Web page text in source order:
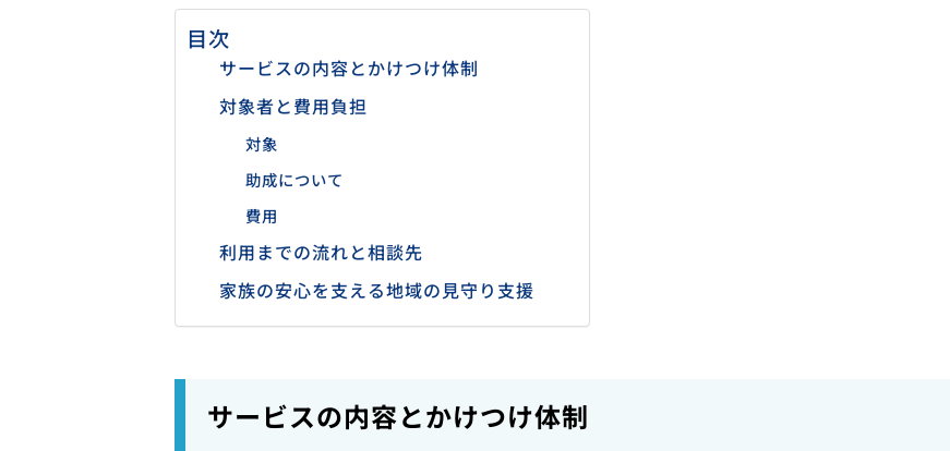
目次
サービスの内容とかけつけ体制
対象者と費用負担
対象
助成について
費用
利用までの流れと相談先
家族の安心を支える地域の見守り支援
サービスの内容とかけつけ体制